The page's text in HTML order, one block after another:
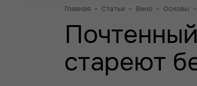
Главная – Статьи – Вино – Основы –
стареют